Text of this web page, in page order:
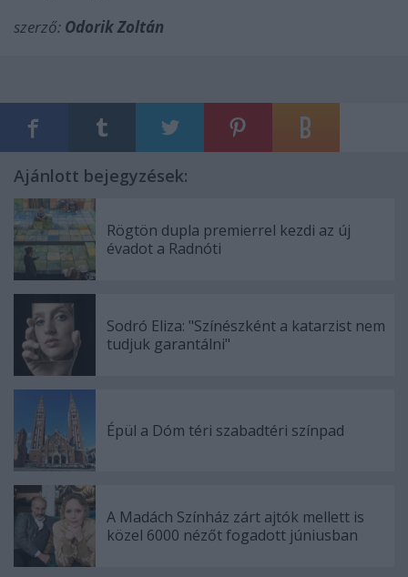
szerző: Odorik Zoltán
Ajánlott bejegyzések:
Rögtön dupla premierrel kezdi az új
évadot a Radnóti
Sodró Eliza: "Színészként a katarzist nem
tudjuk garantálni"
Épül a Dóm téri szabadtéri színpad
A Madách Színház zárt ajtók mellett is
közel 6000 nézőt fogadott júniusban